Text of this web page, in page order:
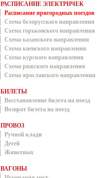
РАСПИСАНИЕ ЭЛЕКТРИЧЕК
Расписание пригородных поездов
Схема белорусского направления
Схема горьковского направления
Схема казанского направления
Схема киевского направления
Схема курского направления
Схема рижского направления
Схема ярославского направления
БИЛЕТЫ
Восстановление билета на поезд
Возврат билета на поезд
ПРОВОЗ
Ручной клади
Детей
Животных
ВАГОНЫ